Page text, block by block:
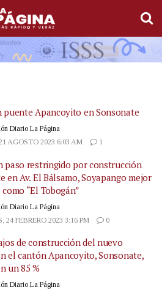
puente Apancoyito en Sonsonate
Diario La Página
AGOSTO 2023 6:03 AM
1
paso restringido por construcción
en Av. El Bálsamo, Soyapango mejor
“El Tobogán”
Diario La Página
24 FEBRERO 2023 3:16 PM
0
de construcción del nuevo
el cantón Apancoyito, Sonsonate,
un 85 %
Diario La Página